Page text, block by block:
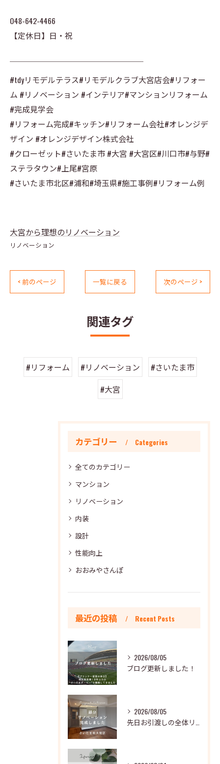
048-642-4466
【定休日】日・祝
￣￣￣￣￣￣￣￣￣￣￣￣￣￣￣￣￣
#tdyリモデルテラス#リモデルクラブ大宮店会#リフォー
ム #リノベーション #インテリア#マンションリフォーム
#完成見学会
#リフォーム完成#キッチン#リフォーム会社#オレンジデ
ザイン #オレンジデザイン株式会社
#クローゼット#さいたま市 #大宮 #大宮区#川口市#与野#
ステラタウン#上尾#宮原
#さいたま市北区#浦和#埼玉県#施工事例#リフォーム例
大宮から理想のリノベーション
リノベーション
< 前のページ 一覧に戻る 次のページ >
関連タグ
#リフォーム #リノベーション
#さいたま市
#大宮
カテゴリー Categories
全てのカテゴリー
マンション
リノベーション
内装
設計
性能向上
おおみやさんぽ
最近の投稿 Recent Posts
2026/08/05
ブログ更新しました！
2026/08/05